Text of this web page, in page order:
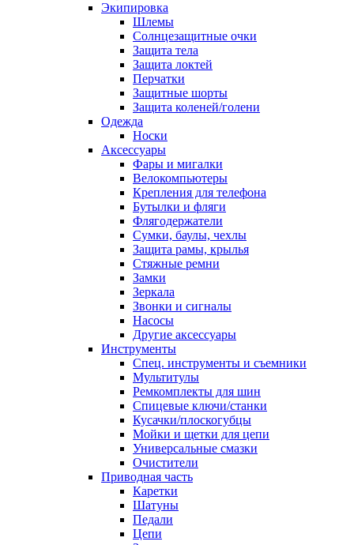
Экипировка
Шлемы
Солнцезащитные очки
Защита тела
Защита локтей
Перчатки
Защитные шорты
Защита коленей/голени
Одежда
Носки
Аксессуары
Фары и мигалки
Велокомпьютеры
Крепления для телефона
Бутылки и фляги
Флягодержатели
Сумки, баулы, чехлы
Защита рамы, крылья
Стяжные ремни
Замки
Зеркала
Звонки и сигналы
Насосы
Другие аксессуары
Инструменты
Спец. инструменты и съемники
Мультитулы
Ремкомплекты для шин
Спицевые ключи/станки
Кусачки/плоскогубцы
Мойки и щетки для цепи
Универсальные смазки
Очистители
Приводная часть
Каретки
Шатуны
Педали
Цепи